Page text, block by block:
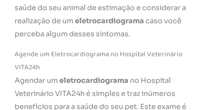
saúde do seu animal de estimação e considerar a
realização de um eletrocardiograma caso você
perceba algum desses sintomas.
Agende um Eletrocardiograma no Hospital Veterinário
VITA24h
Agendar um eletrocardiograma no Hospital
Veterinário VITA24h é simples e traz inúmeros
benefícios para a saúde do seu pet. Este exame é